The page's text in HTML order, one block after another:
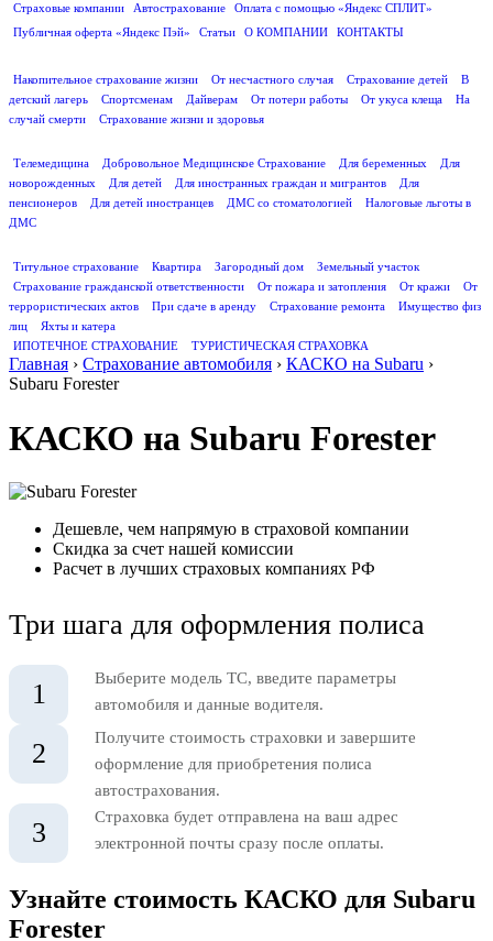
Страховые компании
Автострахование
Оплата с помощью «Яндекс СПЛИТ»
Публичная оферта «Яндекс Пэй»
Статьи О КОМПАНИИ
КОНТАКТЫ
Накопительное страхование жизни
От несчастного случая Страхование детей
В
детский лагерь
Спортсменам Дайверам От потери работы От укуса клеща
На
случай смерти
Страхование жизни и здоровья
Телемедицина
Добровольное Медицинское Страхование Для беременных
Для
новорожденных
Для детей Для иностранных граждан и мигрантов
Для
пенсионеров
Для детей иностранцев ДМС со стоматологией
Налоговые льготы в
ДМС
Титульное страхование
Квартира Загородный дом
Земельный участок
Страхование гражданской ответственности
От пожара и затопления От кражи
От
террористических актов
При сдаче в аренду Страхование ремонта
Имущество физ
лиц
Яхты и катера
ИПОТЕЧНОЕ СТРАХОВАНИЕ
ТУРИСТИЧЕСКАЯ СТРАХОВКА
Главная › Страхование автомобиля › КАСКО на Subaru ›
Subaru Forester
КАСКО на Subaru Forester
Дешевле, чем напрямую в страховой компании
Скидка за счет нашей комиссии
Расчет в лучших страховых компаниях РФ
Три шага для оформления полиса
1
Выберите модель ТС, введите параметры
автомобиля и данные водителя.
2
Получите стоимость страховки и завершите
оформление для приобретения полиса
автострахования.
3
Страховка будет отправлена на ваш адрес
электронной почты сразу после оплаты.
Узнайте стоимость КАСКО для Subaru
Forester